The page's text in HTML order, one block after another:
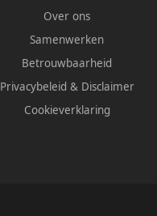
Over ons
Samenwerken
Betrouwbaarheid
Privacybeleid & Disclaimer
Cookieverklaring